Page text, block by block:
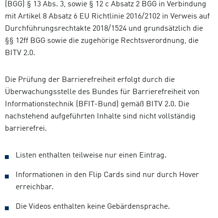
(BGG) § 13 Abs. 3, sowie § 12 c Absatz 2 BGG in Verbindung
mit Artikel 8 Absatz 6 EU Richtlinie 2016/2102 in Verweis auf
Durchführungsrechtakte 2018/1524 und grundsätzlich die
§§ 12ff BGG sowie die zugehörige Rechtsverordnung, die
BITV 2.0.
Die Prüfung der Barrierefreiheit erfolgt durch die
Überwachungsstelle des Bundes für Barrierefreiheit von
Informationstechnik (BFIT-Bund) gemäß BITV 2.0. Die
nachstehend aufgeführten Inhalte sind nicht vollständig
barrierefrei.
Listen enthalten teilweise nur einen Eintrag.
Informationen in den Flip Cards sind nur durch Hover
erreichbar.
Die Videos enthalten keine Gebärdensprache.